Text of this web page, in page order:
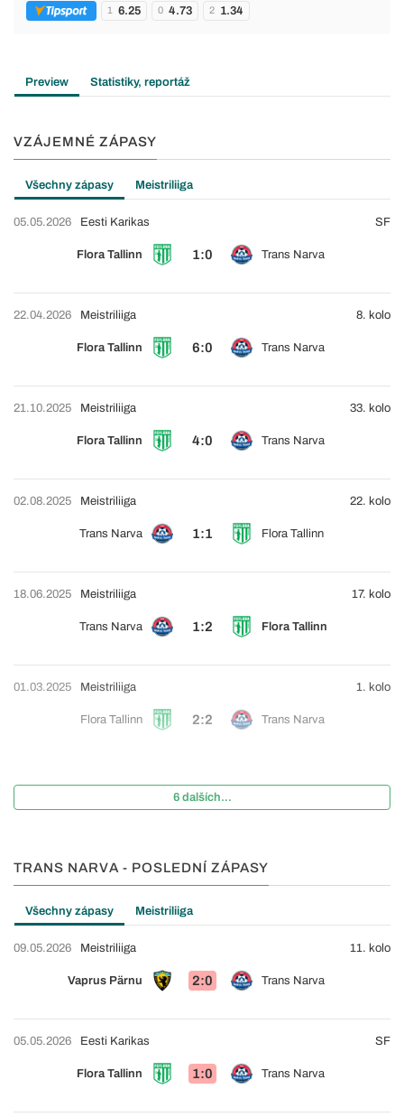
1 6.25 0 4.73 2 1.34
Preview Statistiky, reportáž
VZÁJEMNÉ ZÁPASY
Všechny zápasy Meistriliiga
05.05.2026
Flora Tallinn 1:0 Trans Narva
Eesti Karikas SF
22.04.2026
Flora Tallinn 6:0 Trans Narva
Meistriliiga 8. kolo
21.10.2025
Flora Tallinn 4:0 Trans Narva
Meistriliiga 33. kolo
02.08.2025
Trans Narva 1:1 Flora Tallinn
Meistriliiga 22. kolo
18.06.2025
Trans Narva 1:2 Flora Tallinn
Meistriliiga 17. kolo
01.03.2025
Flora Tallinn 2:2 Trans Narva
Meistriliiga 1. kolo
6 dalších...
TRANS NARVA - POSLEDNÍ ZÁPASY
Všechny zápasy Meistriliiga
09.05.2026
Vaprus Pärnu 2:0 Trans Narva
Meistriliiga 11. kolo
05.05.2026
Flora Tallinn 1:0 Trans Narva
Eesti Karikas SF